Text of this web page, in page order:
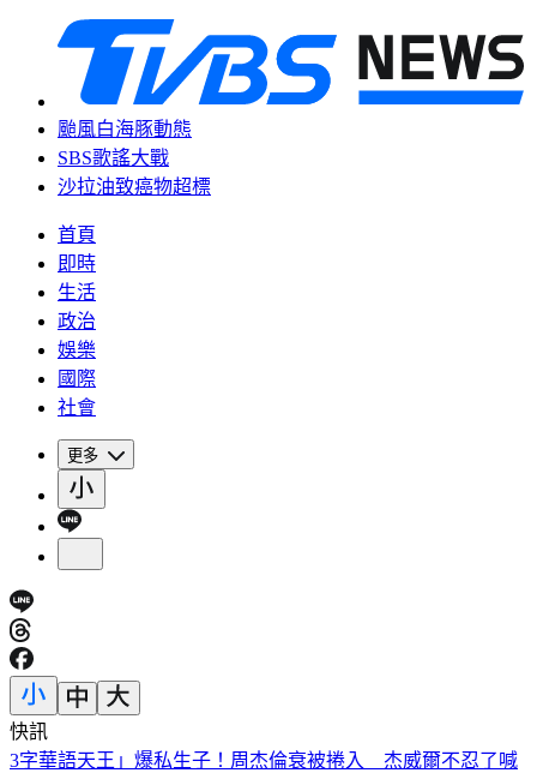
颱風白海豚動態
SBS歌謠大戰
沙拉油致癌物超標
首頁
即時
生活
政治
娛樂
國際
社會
更多
快訊
今天關公生日！「6類人必拜」求財、轉運靈爆 這類人當心